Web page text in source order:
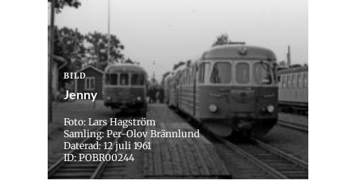
BILD
Jenny
Foto: Lars Hagström
Samling: Per-Olov Brännlund
Daterad: 12 juli 1961
ID: POBR00244